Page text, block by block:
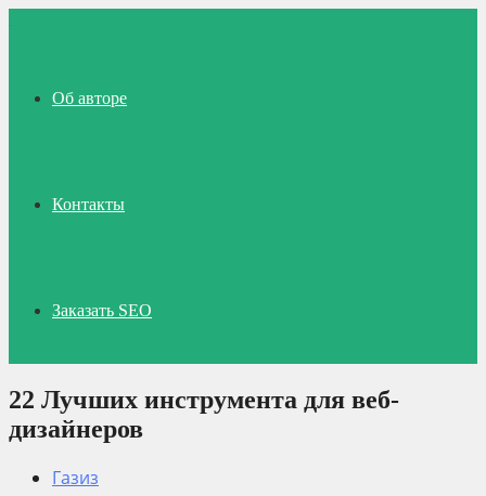
Об авторе
Контакты
Заказать SEO
22 Лучших инструмента для веб-
дизайнеров
Газиз